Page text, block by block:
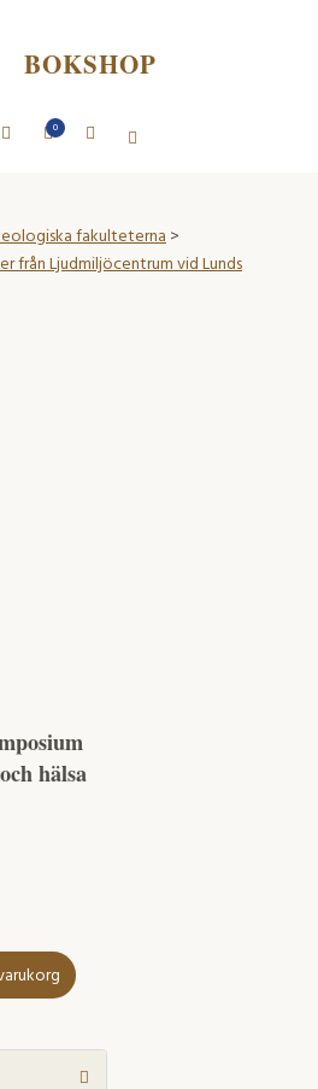
BOKSHOP
0
fakulteterna>
från Ljudmiljöcentrum vid Lunds
hälsa